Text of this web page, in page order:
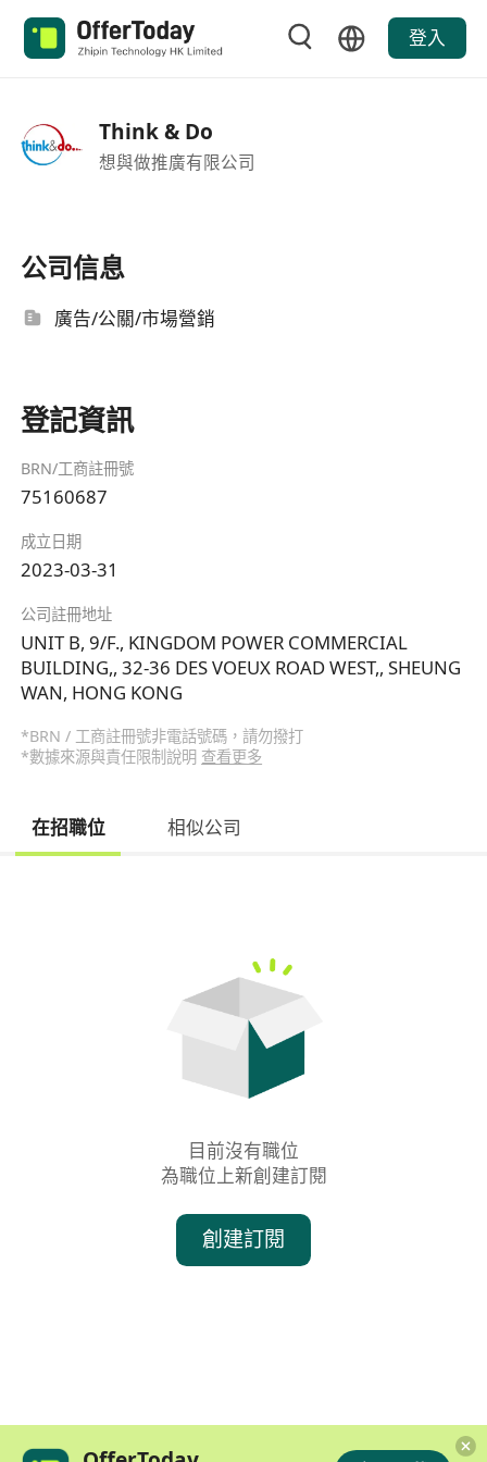
登入
Think & Do
想與做推廣有限公司
公司信息
廣告/公關/市場營銷
登記資訊
BRN/工商註冊號
75160687
成立日期
2023-03-31
公司註冊地址
UNIT B, 9/F., KINGDOM POWER COMMERCIAL
BUILDING,, 32-36 DES VOEUX ROAD WEST,, SHEUNG
WAN, HONG KONG
*BRN / 工商註冊號非電話號碼，請勿撥打
*數據來源與責任限制說明 查看更多
在招職位 相似公司
目前沒有職位
為職位上新創建訂閱
創建訂閱